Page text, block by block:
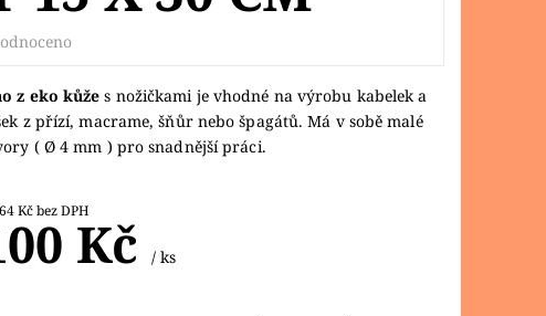
z eko kůže s nožičkami je vhodné na výrobu kabelek a
z přízí, macrame, šňůr nebo špagátů. Má v sobě malé
( Ø 4 mm ) pro snadnější práci.
82,64 Kč bez DPHKč / ks